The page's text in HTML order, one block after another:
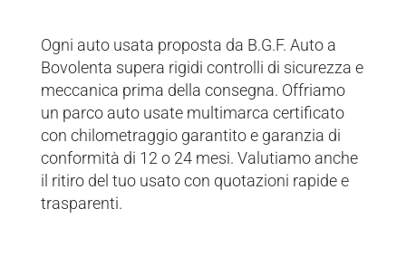
Ogni auto usata proposta da B.G.F. Auto a
Bovolenta supera rigidi controlli di sicurezza e
meccanica prima della consegna. Offriamo
un parco auto usate multimarca certificato
con chilometraggio garantito e garanzia di
conformità di 12 o 24 mesi. Valutiamo anche
il ritiro del tuo usato con quotazioni rapide e
trasparenti.